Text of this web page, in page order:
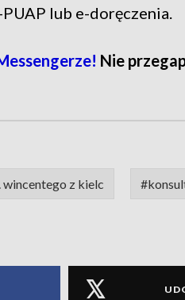
lub e-doręczenia.
Nie
wincentego z kielc